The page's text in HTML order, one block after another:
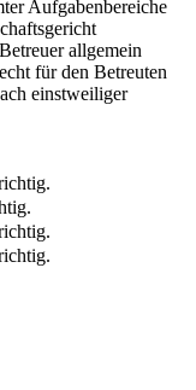
Aufgabenbereiche
allgemein
für den Betreuten
einstweiliger